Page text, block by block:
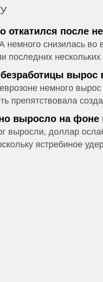
после
снизилась во
последних
вырос
немного
препятствовала
выросло на фоне
выросли, доллар
ястребиное